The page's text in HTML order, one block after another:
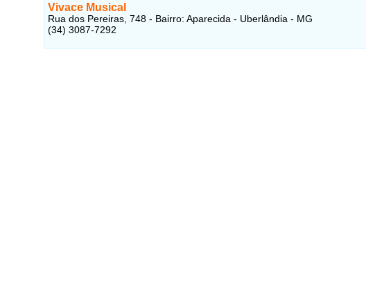
Vivace Musical
Rua dos Pereiras, 748 - Bairro: Aparecida - Uberlândia - MG
(34) 3087-7292